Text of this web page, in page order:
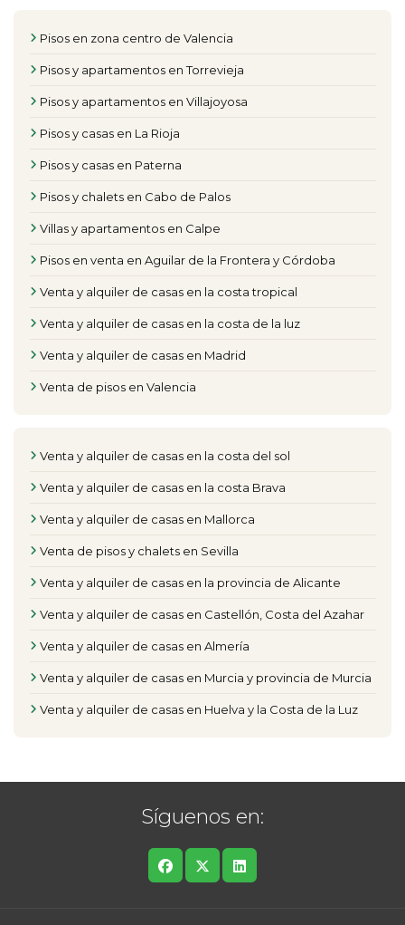
Pisos en zona centro de Valencia
Pisos y apartamentos en Torrevieja
Pisos y apartamentos en Villajoyosa
Pisos y casas en La Rioja
Pisos y casas en Paterna
Pisos y chalets en Cabo de Palos
Villas y apartamentos en Calpe
Pisos en venta en Aguilar de la Frontera y Córdoba
Venta y alquiler de casas en la costa tropical
Venta y alquiler de casas en la costa de la luz
Venta y alquiler de casas en Madrid
Venta de pisos en Valencia
Venta y alquiler de casas en la costa del sol
Venta y alquiler de casas en la costa Brava
Venta y alquiler de casas en Mallorca
Venta de pisos y chalets en Sevilla
Venta y alquiler de casas en la provincia de Alicante
Venta y alquiler de casas en Castellón, Costa del Azahar
Venta y alquiler de casas en Almería
Venta y alquiler de casas en Murcia y provincia de Murcia
Venta y alquiler de casas en Huelva y la Costa de la Luz
Síguenos en: